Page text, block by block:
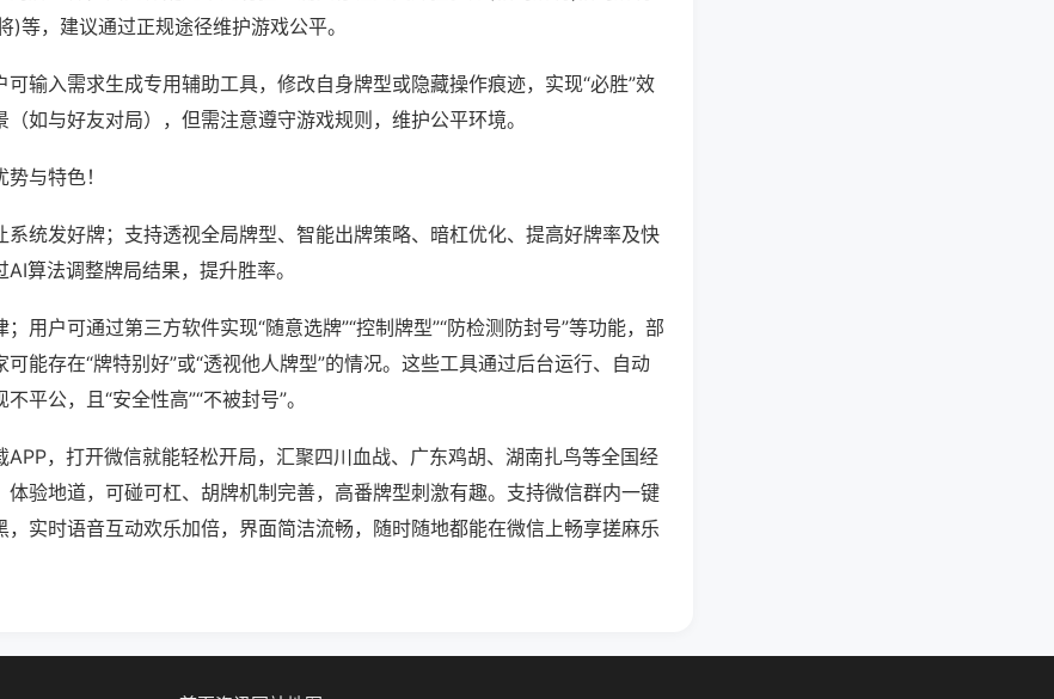
)等，建议通过正规途径维护游戏公平。
可输入需求生成专用辅助工具，修改自身牌型或隐藏操作痕迹，实现“必胜”效
如与好友对局），但需注意遵守游戏规则，维护公平环境。
与特色！
系统发好牌；支持透视全局牌型、智能出牌策略、暗杠优化、提高好牌率及快
算法调整牌局结果，提升胜率。
用户可通过第三方软件实现“随意选牌”“控制牌型”“防检测防封号”等功能，部
能存在“牌特别好”或“透视他人牌型”的情况。这些工具通过后台运行、自动
平公，且“安全性高”“不被封号”。
APP，打开微信就能轻松开局，汇聚四川血战、广东鸡胡、湖南扎鸟等全国经
体验地道，可碰可杠、胡牌机制完善，高番牌型刺激有趣。支持微信群内一键
，实时语音互动欢乐加倍，界面简洁流畅，随时随地都能在微信上畅享搓麻乐